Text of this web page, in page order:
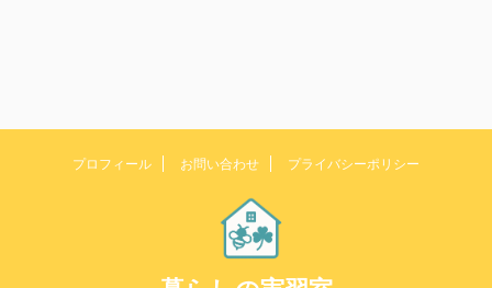
プロフィール お問い合わせ プライバシーポリシー